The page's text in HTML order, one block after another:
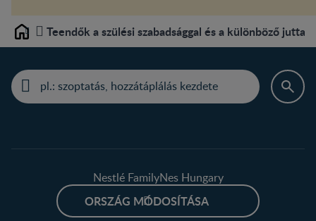
Home Teendők a szülési szabadsággal és a különböző
Nestlé FamilyNes Hungary
ORSZÁG MÓDOSÍTÁSA